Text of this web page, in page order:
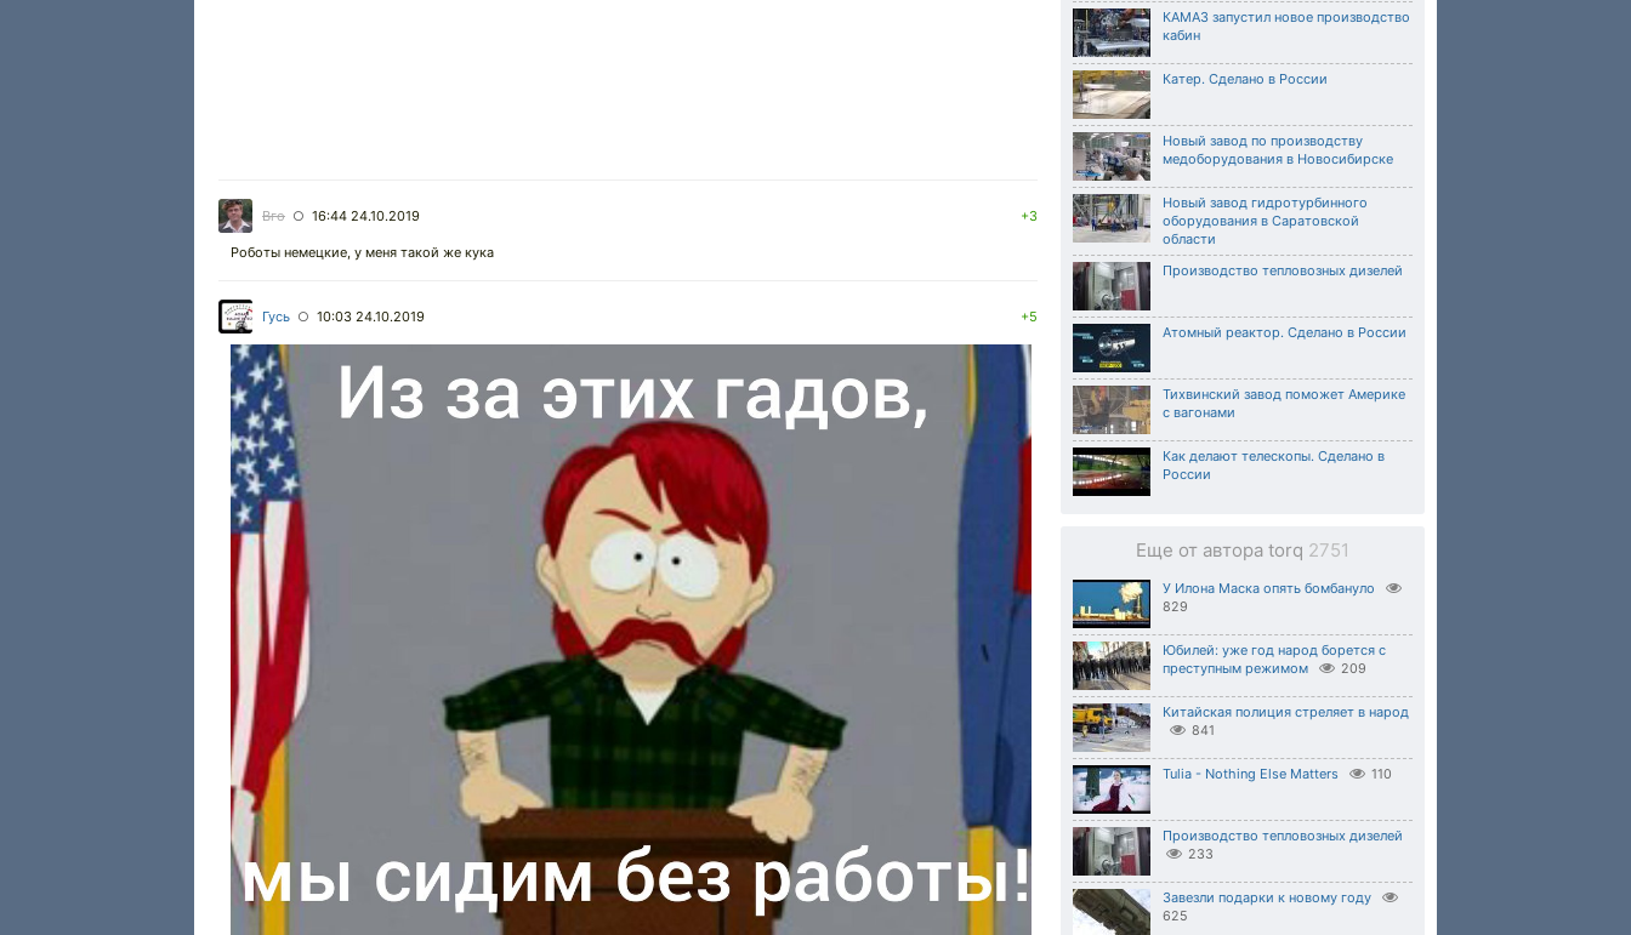
КАМАЗ запустил новое производство
кабин
Катер. Сделано в России
Новый завод по производству
медоборудования в Новосибирске
Новый завод гидротурбинного
оборудования в Саратовской
области
Производство тепловозных дизелей
Атомный реактор. Сделано в России
Тихвинский завод поможет Америке
с вагонами
Как делают телескопы. Сделано в
России
Еще от автора torq 2751
У Илона Маска опять бомбануло
829
Юбилей: уже год народ борется с
преступным режимом
209
Китайская полиция стреляет в народ
841
Tulia - Nothing Else Matters 110
Производство тепловозных дизелей
233
Завезли подарки к новому году
625
Вго ○ 16:44 24.10.2019 +3
Роботы немецкие, у меня такой же кука
Гусь ○ 10:03 24.10.2019 +5